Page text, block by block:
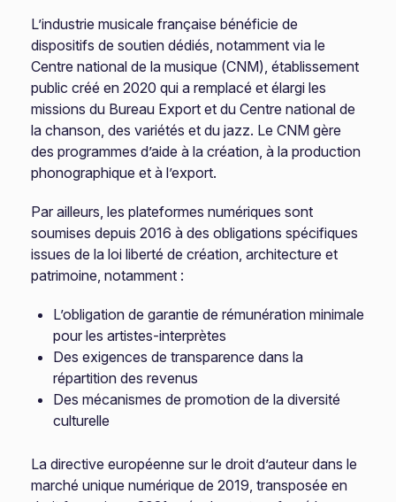
L’industrie musicale française bénéficie de
dispositifs de soutien dédiés, notamment via le
Centre national de la musique (CNM), établissement
public créé en 2020 qui a remplacé et élargi les
missions du Bureau Export et du Centre national de
la chanson, des variétés et du jazz. Le CNM gère
des programmes d’aide à la création, à la production
phonographique et à l’export.
Par ailleurs, les plateformes numériques sont
soumises depuis 2016 à des obligations spécifiques
issues de la loi liberté de création, architecture et
patrimoine, notamment :
L’obligation de garantie de rémunération minimale
pour les artistes-interprètes
Des exigences de transparence dans la
répartition des revenus
Des mécanismes de promotion de la diversité
culturelle
La directive européenne sur le droit d’auteur dans le
marché unique numérique de 2019, transposée en